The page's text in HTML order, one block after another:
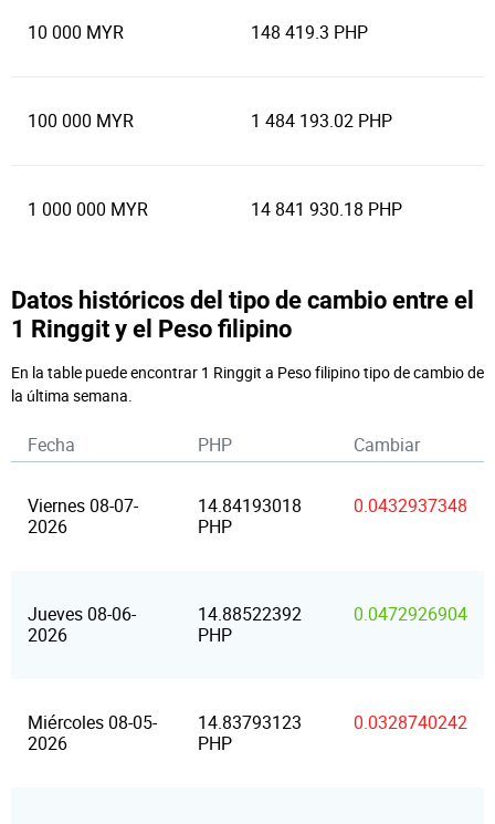
10 000 MYR 148 419.3 PHP
100 000 MYR 1 484 193.02 PHP
1 000 000 MYR 14 841 930.18 PHP
Datos históricos del tipo de cambio entre el
1 Ringgit y el Peso filipino
En la table puede encontrar 1 Ringgit a Peso filipino tipo de cambio de
la última semana.
Fecha PHP Cambiar
Viernes 08-07-
2026
14.84193018
PHP
0.0432937348
Jueves 08-06-
2026
14.88522392
PHP
0.0472926904
Miércoles 08-05-
2026
14.83793123
PHP
0.0328740242